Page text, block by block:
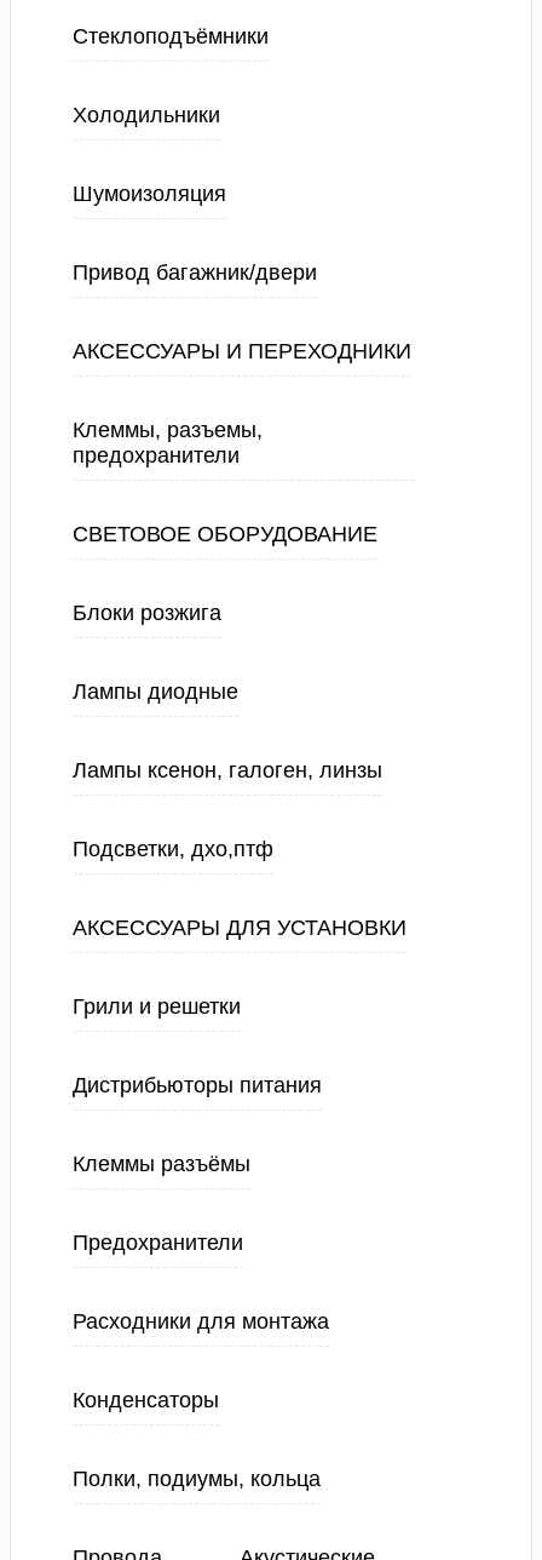
Стеклоподъёмники
Холодильники
Шумоизоляция
Привод багажник/двери
АКСЕССУАРЫ И ПЕРЕХОДНИКИ
Клеммы, разъемы,
предохранители
СВЕТОВОЕ ОБОРУДОВАНИЕ
Блоки розжига
Лампы диодные
Лампы ксенон, галоген, линзы
Подсветки, дхо,птф
АКСЕССУАРЫ ДЛЯ УСТАНОВКИ
Грили и решетки
Дистрибьюторы питания
Клеммы разъёмы
Предохранители
Расходники для монтажа
Конденсаторы
Полки, подиумы, кольца